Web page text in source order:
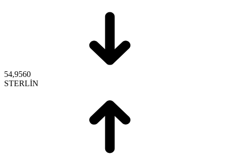
54,9560
STERLİN